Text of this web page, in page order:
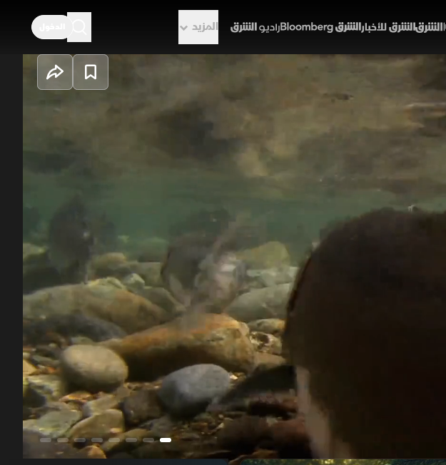
المزيد
البري
شاهدة على دورة الحياة في أقسى فصولها. تروي
السماء، والفقمات التي تواجه البرد والموت، والدببة
بواقعية شاعرية صراع البقاء وسط الجمال الصامت.